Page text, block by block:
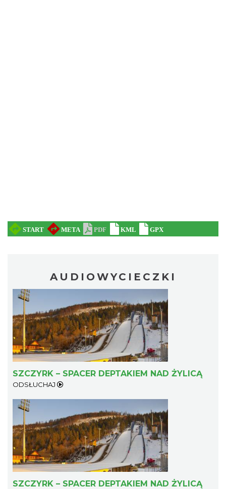
AUDIOWYCIECZKI
SZCZYRK – SPACER DEPTAKIEM NAD ŻYLICĄ
ODSŁUCHAJ
SZCZYRK – SPACER DEPTAKIEM NAD ŻYLICĄ